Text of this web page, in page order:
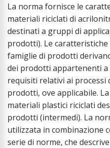
La norma fornisce le
materiali riciclati di
destinati a gruppi di
prodotti). Le
famiglie di prodotti
dei prodotti appartenenti a
requisiti relativi ai processi
prodotti, ove applicabile.
materiali plastici riciclati
prodotti (intermedi). La
utilizzata in combinazione
serie di norme, che